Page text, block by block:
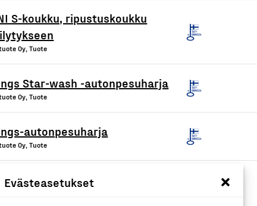
Evästeasetukset
S-koukku, ripustuskoukku
Oy, Tuote
Star-wash -autonpesuharja
Oy, Tuote
autonpesuharja
Oy, Tuote